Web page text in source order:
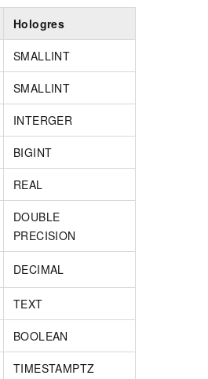
Hologres
SMALLINT
SMALLINT
INTERGER
BIGINT
REAL
DOUBLE
PRECISION
DECIMAL
TEXT
BOOLEAN
TIMESTAMPTZ